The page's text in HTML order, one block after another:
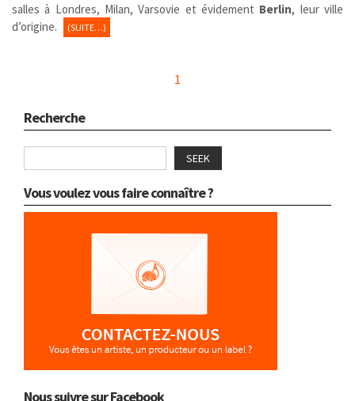
salles à Londres, Milan, Varsovie et évidement Berlin, leur ville
d’origine.
(SUITE…)
1
Recherche
SEEK
Vous voulez vous faire connaître ?
Nous suivre sur Facebook